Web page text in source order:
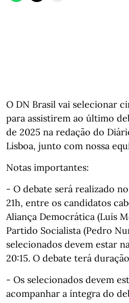
O DN Brasil vai selecionar
para assistirem ao último
de 2025 na redação do
Lisboa, junto com nossa
Notas importantes:
- O debate será realizado
21h, entre os candidatos
Aliança Democrática (Luís
Partido Socialista (Pedro
selecionados devem estar
20:15. O debate terá
- Os selecionados devem
acompanhar a íntegra do